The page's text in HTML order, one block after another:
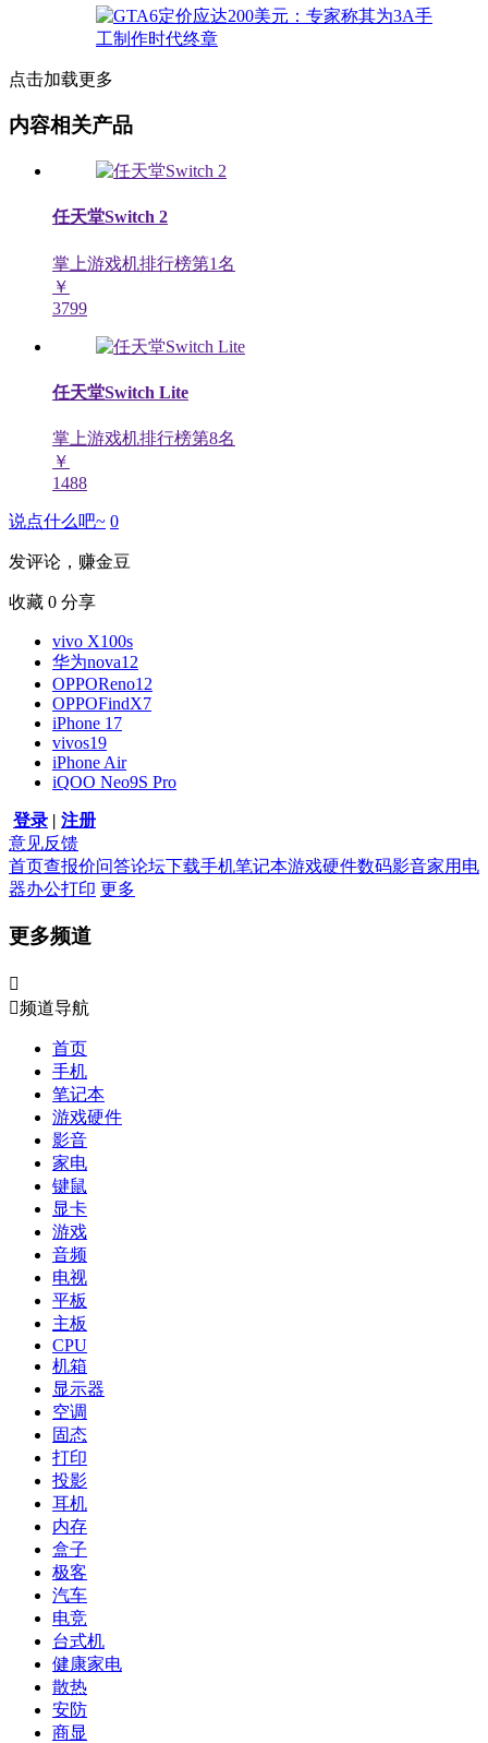
点击加载更多
内容相关产品
任天堂Switch 2
掌上游戏机排行榜第1名
￥
3799
任天堂Switch Lite
掌上游戏机排行榜第8名
￥
1488
说点什么吧~ 0
发评论，赚金豆
收藏 0 分享
vivo X100s
华为nova12
OPPOReno12
OPPOFindX7
iPhone 17
vivos19
iPhone Air
iQOO Neo9S Pro
登录 | 注册
意见反馈
首页查报价问答论坛下载手机笔记本游戏硬件数码影音家用电
器办公打印 更多
更多频道

频道导航
首页
手机
笔记本
游戏硬件
影音
家电
键鼠
显卡
游戏
音频
电视
平板
主板
CPU
机箱
显示器
空调
固态
打印
投影
耳机
内存
盒子
极客
汽车
电竞
台式机
健康家电
散热
安防
商显